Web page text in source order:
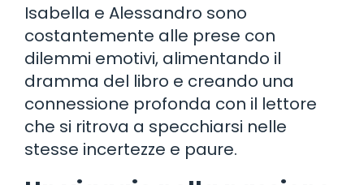
Isabella e Alessandro sono
costantemente alle prese con
dilemmi emotivi, alimentando il
dramma del libro e creando una
connessione profonda con il lettore
che si ritrova a specchiarsi nelle
stesse incertezze e paure.